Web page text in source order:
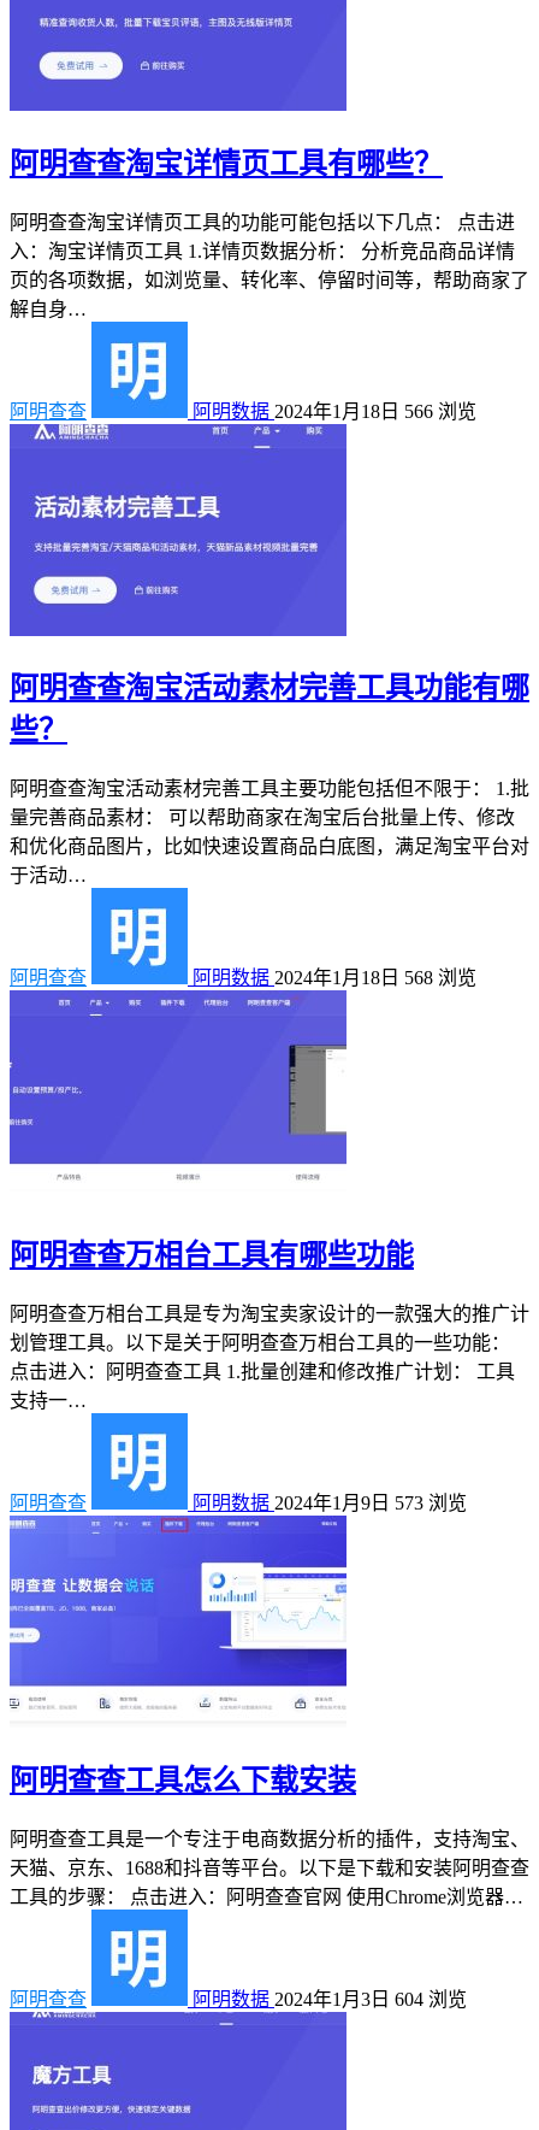
阿明查查淘宝详情页工具有哪些？
阿明查查淘宝详情页工具的功能可能包括以下几点： 点击进
入：淘宝详情页工具 1.详情页数据分析： 分析竞品商品详情
页的各项数据，如浏览量、转化率、停留时间等，帮助商家了
解自身…
阿明查查 阿明数据 2024年1月18日 566 浏览
阿明查查淘宝活动素材完善工具功能有哪
些？
阿明查查淘宝活动素材完善工具主要功能包括但不限于： 1.批
量完善商品素材： 可以帮助商家在淘宝后台批量上传、修改
和优化商品图片，比如快速设置商品白底图，满足淘宝平台对
于活动…
阿明查查 阿明数据 2024年1月18日 568 浏览
阿明查查万相台工具有哪些功能
阿明查查万相台工具是专为淘宝卖家设计的一款强大的推广计
划管理工具。以下是关于阿明查查万相台工具的一些功能：
点击进入：阿明查查工具 1.批量创建和修改推广计划： 工具
支持一…
阿明查查 阿明数据 2024年1月9日 573 浏览
阿明查查工具怎么下载安装
阿明查查工具是一个专注于电商数据分析的插件，支持淘宝、
天猫、京东、1688和抖音等平台。以下是下载和安装阿明查查
工具的步骤： 点击进入：阿明查查官网 使用Chrome浏览器…
阿明查查 阿明数据 2024年1月3日 604 浏览